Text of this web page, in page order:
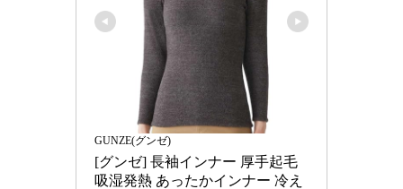
GUNZE(グンゼ)
[グンゼ] 長袖インナー 厚手起毛
吸湿発熱 あったかインナー 冷え